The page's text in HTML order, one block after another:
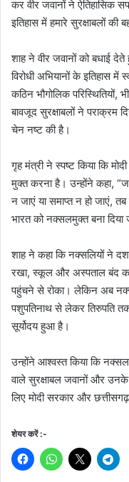
कर वीर जवानों ने ऐतिहासिक
इतिहास में हमारे सुरक्षाबलों की
शाह ने वीर जवानों को बधाई
विरोधी अभियानों के इतिहास में
कठिन भौगोलिक
बावजूद सुरक्षाबलों ने
चेन नष्ट की है।
गृह मंत्री ने स्पष्ट किया कि
मुक्त करना है। उन्होंने कहा,
न जाएं या समाप्त न हो जाएं,
भारत को नक्सलमुक्त बना दिया
शाह ने कहा कि नक्सलियों ने
रखा, स्कूल और अस्पताल बंद
पहुंचने से रोका। लेकिन अब
पशुपतिनाथ से लेकर तिरुपति
सूर्योदय हुआ है।
उन्होंने आश्वस्त किया कि
वाले सुरक्षाबल जवानों और
लिए मोदी सरकार और
शेयर करें :-